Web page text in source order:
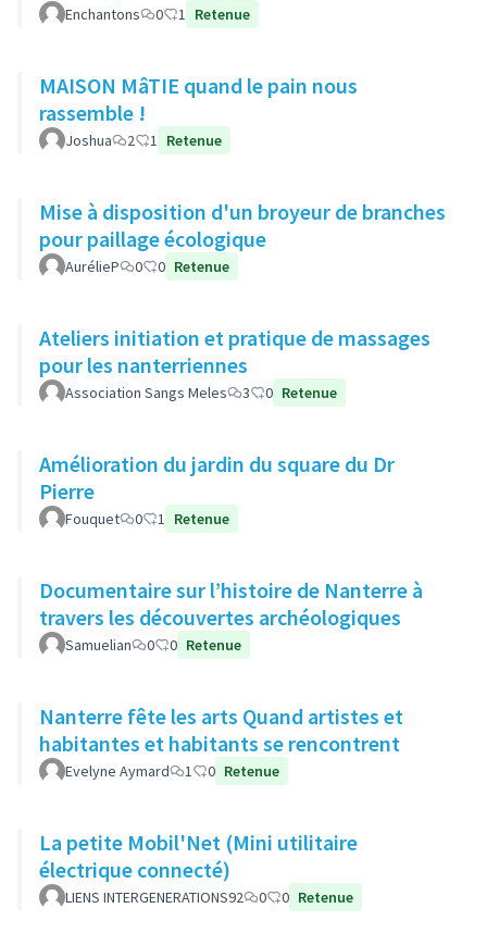
Enchantons 0 1 Retenue
MAISON MâTIE quand le pain nous
rassemble !
Joshua 2 1 Retenue
Mise à disposition d'un broyeur de branches
pour paillage écologique
AurélieP 0 0 Retenue
Ateliers initiation et pratique de massages
pour les nanterriennes
Association Sangs Meles 3 0 Retenue
Amélioration du jardin du square du Dr
Pierre
Fouquet 0 1 Retenue
Documentaire sur l’histoire de Nanterre à
travers les découvertes archéologiques
Samuelian 0 0 Retenue
Nanterre fête les arts Quand artistes et
habitantes et habitants se rencontrent
Evelyne Aymard 1 0 Retenue
La petite Mobil'Net (Mini utilitaire
électrique connecté)
LIENS INTERGENERATIONS92 0 0 Retenue